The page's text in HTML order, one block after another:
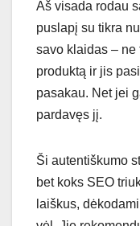
Aš visada rodau
puslapį su tikra
savo klaidas – ne
produktą ir jis
pasakau. Net jei
pardavęs jį.
Ši autentiškumo
bet koks SEO
laiškus,